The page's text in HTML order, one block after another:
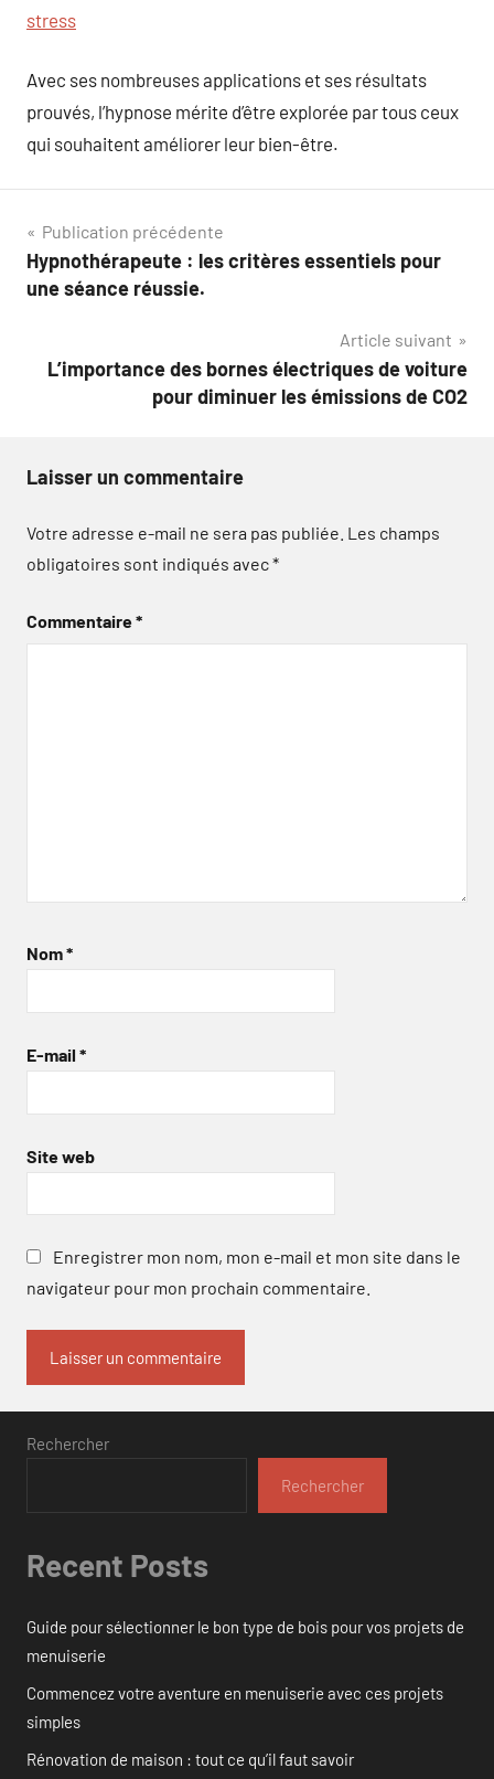
stress
Avec ses nombreuses applications et ses résultats
prouvés, l’hypnose mérite d’être explorée par tous ceux
qui souhaitent améliorer leur bien-être.
Navigation
de
Publication précédente
Hypnothérapeute : les critères essentiels pour
une séance réussie.
Article suivant
L’importance des bornes électriques de voiture
pour diminuer les émissions de CO2
Laisser un commentaire
Votre adresse e-mail ne sera pas publiée. Les champs
obligatoires sont indiqués avec*
Commentaire*
Nom*
E-mail *
Site web
Enregistrer mon nom, mon e-mail et mon site dans le
navigateur pour mon prochain commentaire.
Rechercher
Rechercher
Recent Posts
Guide pour sélectionner le bon type de bois pour vos projets de
menuiserie
Commencez votre aventure en menuiserie avec ces projets
simples
Rénovation de maison : tout ce qu’il faut savoir